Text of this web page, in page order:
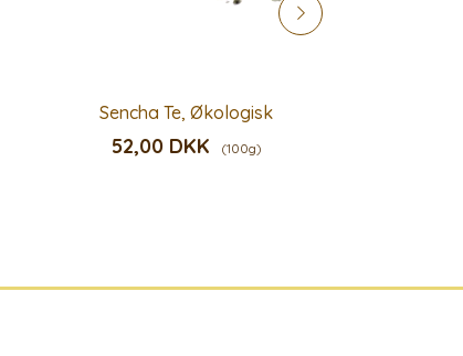
Sencha Te, Økologisk
52,00 DKK (100g)